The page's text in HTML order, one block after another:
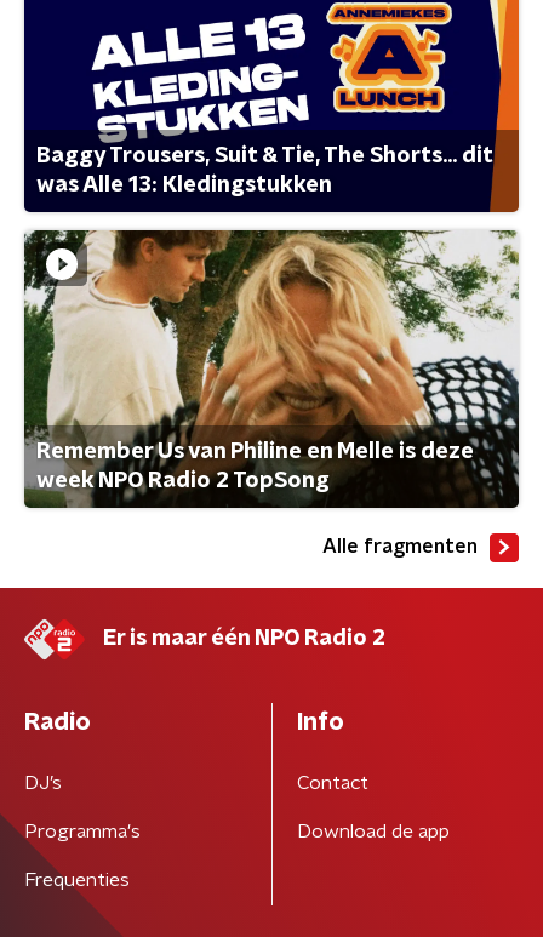
Baggy Trousers, Suit & Tie, The Shorts... dit
was Alle 13: Kledingstukken
Remember Us van Philine en Melle is deze
week NPO Radio 2 TopSong
Alle fragmenten
Er is maar één NPO Radio 2
Radio
DJ’s
Programma's
Frequenties
Info
Contact
Download de app